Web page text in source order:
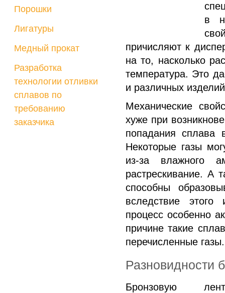
Порошки
Лигатуры
Медный прокат
Разработка
технологии отливки
сплавов по
требованию
заказчика
в
причисляют к
на то, насколько
температура. Это
и различных
Механические
хуже при
попадания сплава
Некоторые газы
из-за влажного
растрескивание. А
способны
вследствие
процесс особенно
причине такие
перечисленные газы.
Разновидности
Бронзовую